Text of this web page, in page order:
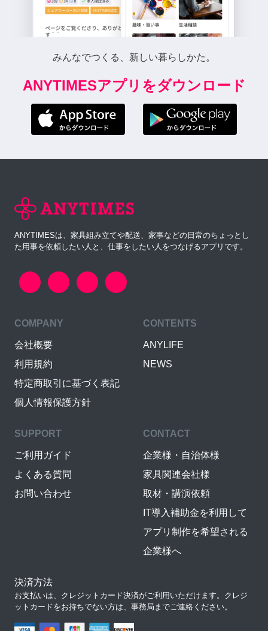
みんなでつくる、新しい暮らしかた。
ANYTIMESアプリをダウンロード
ANYTIMESは、家具組み立てや配送、家事などの日常のちょっとし
た用事を依頼したい人と、仕事をしたい人をつなげるアプリです。
COMPANY
会社概要
利用規約
特定商取引に基づく表記
個人情報保護方針
CONTENTS
ANYLIFE
NEWS
SUPPORT
ご利用ガイド
よくある質問
お問い合わせ
CONTACT
企業様・自治体様
家具関連会社様
取材・講演依頼
IT導入補助金を利用して
アプリ制作を希望される
企業様へ
決済方法
お支払いは、クレジットカード決済がご利用いただけます。クレジ
ットカードをお持ちでない方は、事務局までご連絡ください。